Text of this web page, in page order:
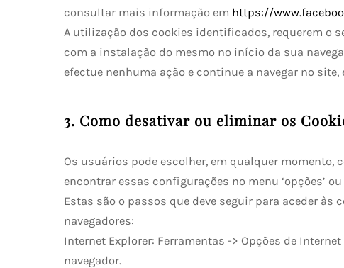
consultar mais informação em https://
A utilização dos cookies identificados, requerem o
com a instalação do mesmo no início da sua
efectue nenhuma ação e continue a navegar no
3. Como desativar ou eliminar os
Os usuários pode escolher, em qualquer momento,
encontrar essas configurações no menu ‘opções’ ou
Estas são o passos que deve seguir para aceder
navegadores:
Internet Explorer: Ferramentas -> Opções de
navegador.